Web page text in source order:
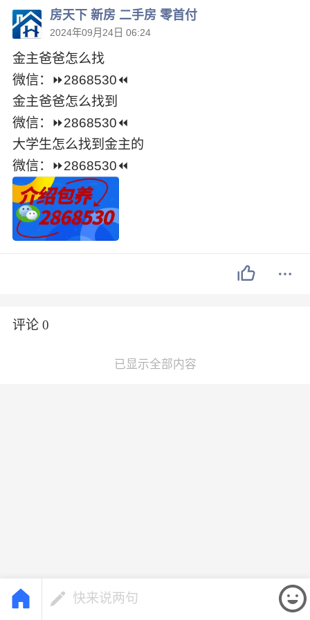
房天下 新房 二手房 零首付
2024年09月24日 06:24
金͏主爸爸怎么找
微信：⏩2868530⏪
金͏主爸爸怎么找到
微信：⏩2868530⏪
大学生怎么找到金͏主的
微信：⏩2868530⏪
评论 0
已显示全部内容
快来说两句